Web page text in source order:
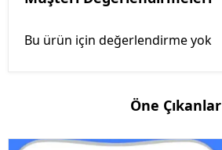
Bu ürün için değerlendirme yok
Öne Çıkanlar